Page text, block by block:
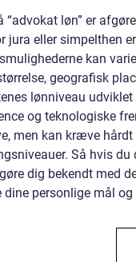
“advokat løn” er
jura eller simpelthen
kan
geografisk
lønniveau
og teknologiske
men kan kræve
Så hvis
dig bekendt med
dine personlige mål